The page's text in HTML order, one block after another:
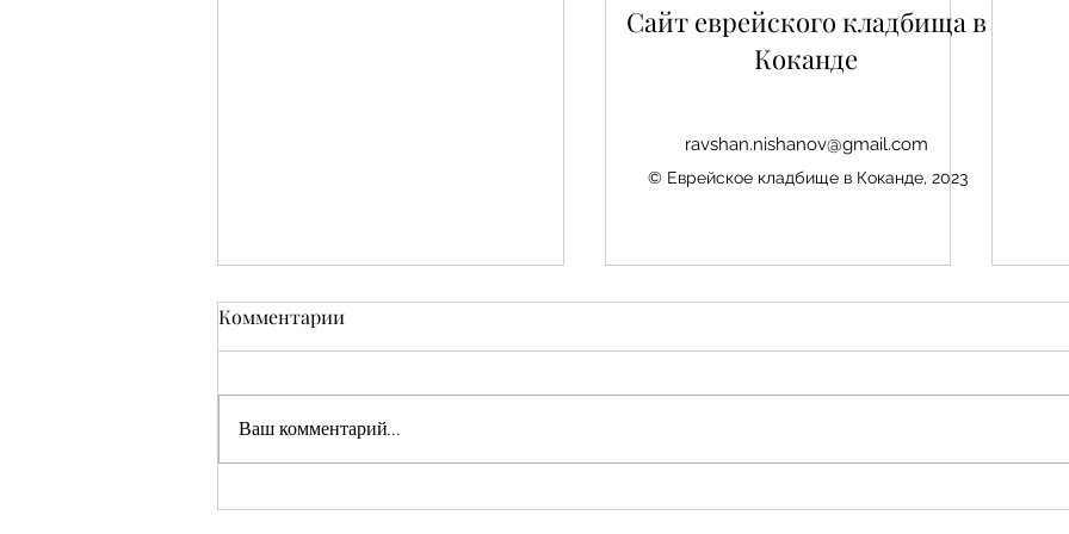
Авезбакиев Эдуард
Комментарии
Ваш комментарий...
Сайт еврейского кладбища в
Коканде
ravshan.nishanov@gmail.com
© Еврейское кладбище в Коканде, 2023